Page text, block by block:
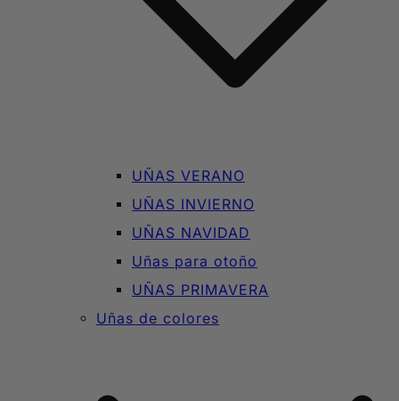
UÑAS VERANO
UÑAS INVIERNO
UÑAS NAVIDAD
Uñas para otoño
UÑAS PRIMAVERA
Uñas de colores